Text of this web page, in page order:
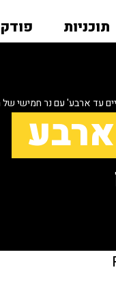
תוכניות
עד ארבע' עם נר חמישי של